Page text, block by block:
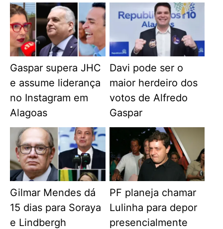
Gaspar supera JHC
e assume liderança
no Instagram em
Alagoas
Davi pode ser o
maior herdeiro dos
votos de Alfredo
Gaspar
Gilmar Mendes dá
15 dias para Soraya
e Lindbergh
PF planeja chamar
Lulinha para depor
presencialmente